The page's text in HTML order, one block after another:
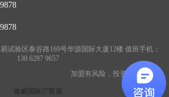
试验区泰谷路169号华源国际大厦12楼 值班手机：
130 6287 9657
加盟有风险，投资需谨慎
迪威国际厅客服